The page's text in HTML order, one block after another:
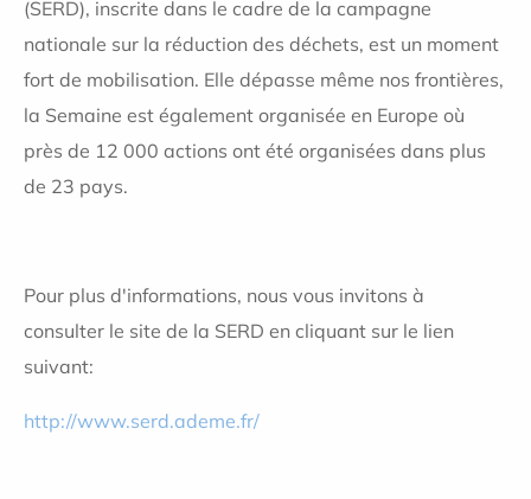
(SERD), inscrite dans le cadre de la campagne
nationale sur la réduction des déchets, est un moment
fort de mobilisation. Elle dépasse même nos frontières,
la Semaine est également organisée en Europe où
près de 12 000 actions ont été organisées dans plus
de 23 pays.
Pour plus d'informations, nous vous invitons à
consulter le site de la SERD en cliquant sur le lien
suivant:
http://www.serd.ademe.fr/